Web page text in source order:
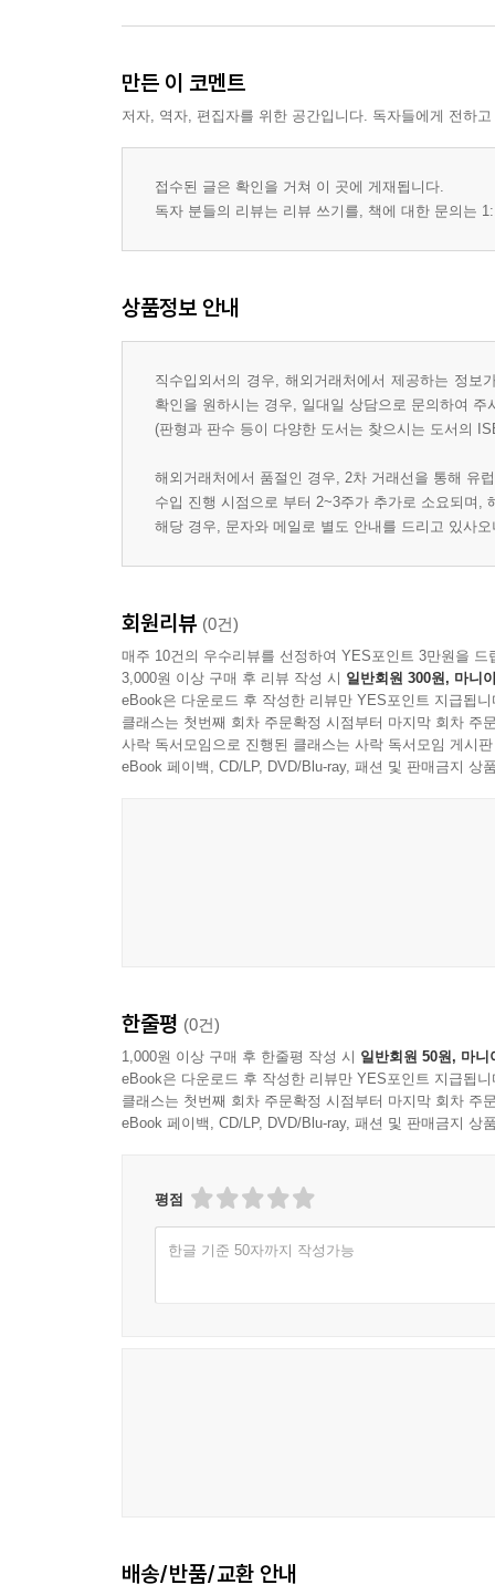
만든 이 코멘트
저자, 역자, 편집자를 위한 공간입니다. 독자들에게 전하
접수된 글은 확인을 거쳐 이 곳에 게재됩니다.
독자 분들의 리뷰는 리뷰 쓰기를, 책에 대한 문의는
상품정보 안내
직수입외서의 경우, 해외거래처에서 제공하는 정
확인을 원하시는 경우, 일대일 상담으로 문의하여 주
(판형과 판수 등이 다양한 도서는 찾으시는 도서의
해외거래처에서 품절인 경우, 2차 거래선을 통해 유
수입 진행 시점으로 부터 2~3주가 추가로 소요되며,
해당 경우, 문자와 메일로 별도 안내를 드리고 있사
회원리뷰 (0건)
매주 10건의 우수리뷰를 선정하여 YES포인트 3만원을 드
3,000원 이상 구매 후 리뷰 작성 시 일반회원 300원, 마니
eBook은 다운로드 후 작성한 리뷰만 YES포인트 지급됩니
클래스는 첫번째 회차 주문확정 시점부터 마지막 회차 주
사락 독서모임으로 진행된 클래스는 사락 독서모임 게시
eBook 페이백, CD/LP, DVD/Blu-ray, 패션 및 판매금지 상
한줄평 (0건)
1,000원 이상 구매 후 한줄평 작성 시 일반회원 50원, 마니
eBook은 다운로드 후 작성한 리뷰만 YES포인트 지급됩니
클래스는 첫번째 회차 주문확정 시점부터 마지막 회차 주
eBook 페이백, CD/LP, DVD/Blu-ray, 패션 및 판매금지 상
평점
한글 기준 50자까지 작성가능
배송/반품/교환 안내